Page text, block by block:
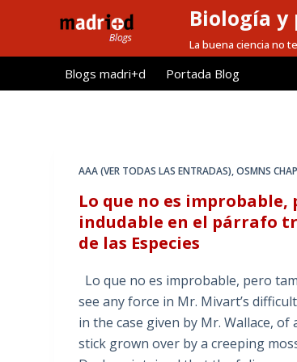
l
Biología y
La buena ciencia no
Blogs madri+d Portada Blog
AAA (VER TODAS LAS ENTRADAS),OSMNS
Lo que no es
indudable en el párrafo
de las Especies
Lo que no es improbable, pero
see any force in Mr. Mivart’s
in the case given by Mr. Wallace,
stick grown over by a creeping